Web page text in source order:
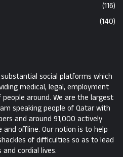
(116)
(140)
social platforms which
medical, legal, employment
around. We are the largest
speaking people of Qatar with
and around 91,000 actively
offline. Our notion is to help
of difficulties so as to lead
and cordial lives.